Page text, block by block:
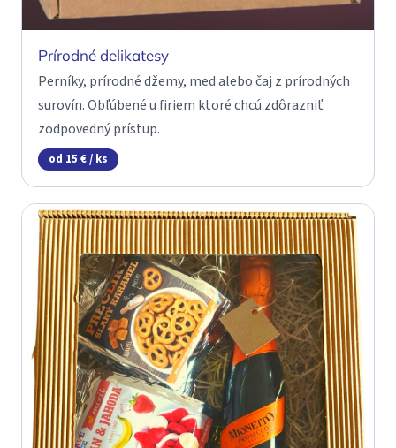
Prírodné delikatesy
Perníky, prírodné džemy, med alebo čaj z prírodných
surovín. Obľúbené u firiem ktoré chcú zdôrazniť
zodpovedný prístup.
od 15 € / ks